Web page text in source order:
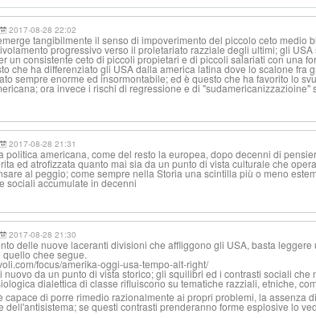
2017-08-28 22:02
tangibilmente il senso di impoverimento del piccolo ceto medio
progressivo verso il proletariato razziale degli ultimi; gli USA
un consistente ceto di piccoli propietari e di piccoli salariati con una
che ha differenziato gli USA dalla america latina dove lo scalone fra
sempre enorme ed insormontabile; ed è questo che ha favorito lo
ora invece i rischi di regressione e di "sudamericanizzazioine"
2017-08-28 21:31
politica americana, come del resto la europea, dopo decenni di
ed atrofizzata quanto mai sia da un punto di vista culturale che
al peggio; come sempre nella Storia una scintilla più o meno
sociali accumulate in decenni
2017-08-28 21:30
delle nuove laceranti divisioni che affliggono gli USA, basta leggere
chee segue.
focus/amerika-oggi-usa-tempo-alt-right/
nuovo da un punto di vista storico; gli squilibri ed i contrasti sociali che
dialettica di classe rifluiscono su tematiche razziali, etniche,
capace di porre rimedio razionalmente ai propri problemi, la assenza
dell'antisistema; se questi contrasti prenderanno forme esplosive lo